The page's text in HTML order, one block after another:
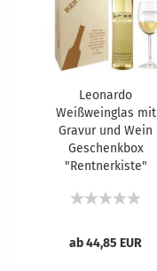
Leonardo
Weißweinglas mit
Gravur und Wein
Geschenkbox
"Rentnerkiste"
ab 44,85 EUR